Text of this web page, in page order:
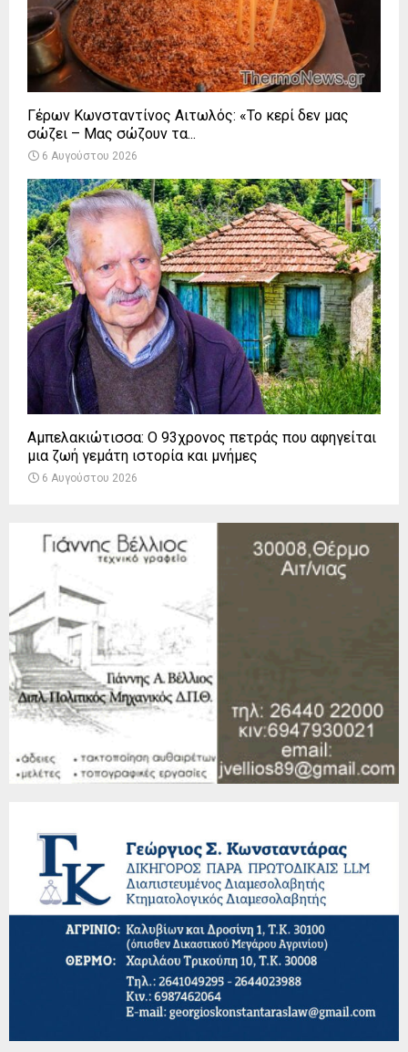
Γέρων Κωνσταντίνος Αιτωλός: «Το κερί δεν μας
σώζει – Μας σώζουν τα...
6 Αυγούστου 2026
Αμπελακιώτισσα: Ο 93χρονος πετράς που αφηγείται
μια ζωή γεμάτη ιστορία και μνήμες
6 Αυγούστου 2026